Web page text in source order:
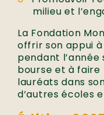
milieu et
La Fondation
offrir son appui à
pendant l’année
bourse et à
lauréats dans
d’autres écoles